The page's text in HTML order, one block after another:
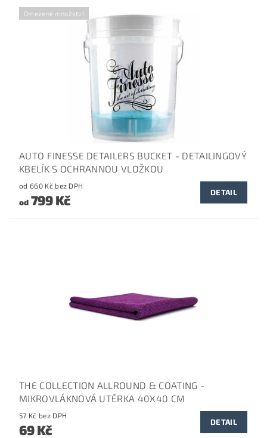
Omezené množství
AUTO FINESSE DETAILERS BUCKET - DETAILINGOVÝ
KBELÍK S OCHRANNOU VLOŽKOU
od 660 Kč bez DPH
od799 Kč DETAIL
THE COLLECTION ALLROUND & COATING -
MIKROVLÁKNOVÁ UTĚRKA 40X40 CM
57 Kč bez DPH
69 Kč DETAIL